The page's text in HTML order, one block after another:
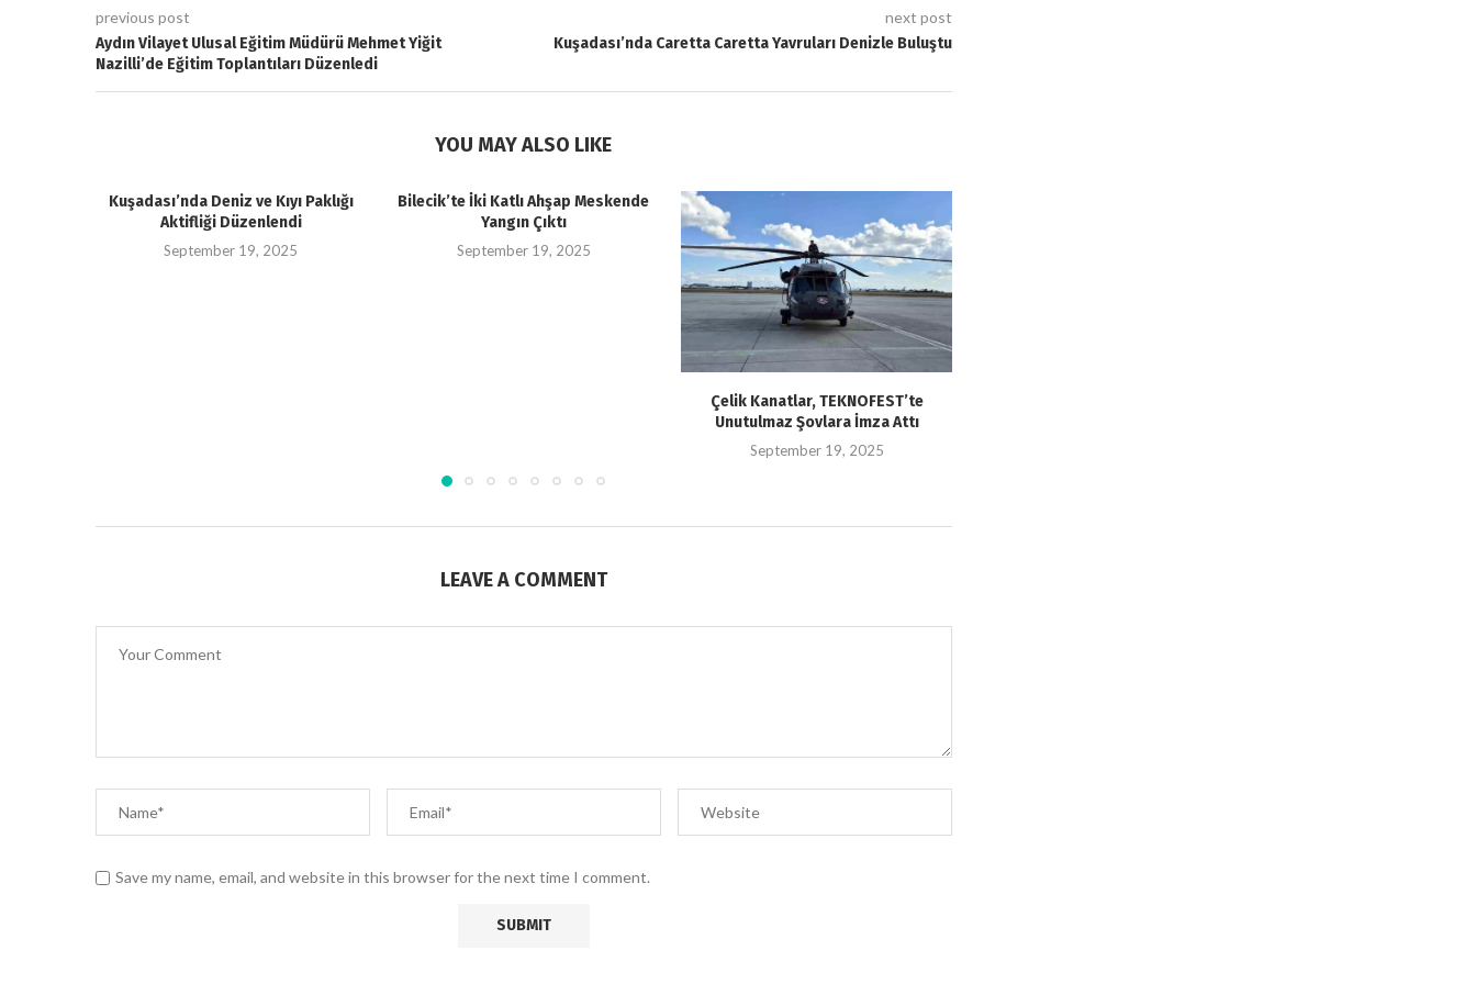
previous post
Aydın Vilayet Ulusal Eğitim Müdürü Mehmet Yiğit
Nazilli’de Eğitim Toplantıları Düzenledi
next post
Kuşadası’nda Caretta Caretta Yavruları Denizle Buluştu
YOU MAY ALSO LIKE
Kuşadası’nda Deniz ve Kıyı Paklığı
Aktifliği Düzenlendi
September 19, 2025
Bilecik’te İki Katlı Ahşap Meskende
Yangın Çıktı
September 19, 2025
Çelik Kanatlar, TEKNOFEST’te
Unutulmaz Şovlara İmza Attı
September 19, 2025
LEAVE A COMMENT
Save my name, email, and website in this browser for the next time I comment.